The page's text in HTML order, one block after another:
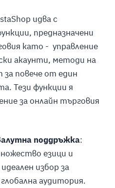
идва с
предназначени
като - управление
акаунти, методи на
повече от един
Тези функции я
за онлайн търговия
поддръжка:
езици и
избор за
аудитория.